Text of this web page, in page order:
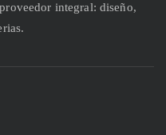
integral: diseño,